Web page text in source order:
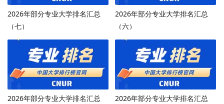
2026年部分专业大学排名汇总
（七）
2026年部分专业大学排名汇总
（六）
2026年部分专业大学排名汇总
2026年部分专业大学排名汇总